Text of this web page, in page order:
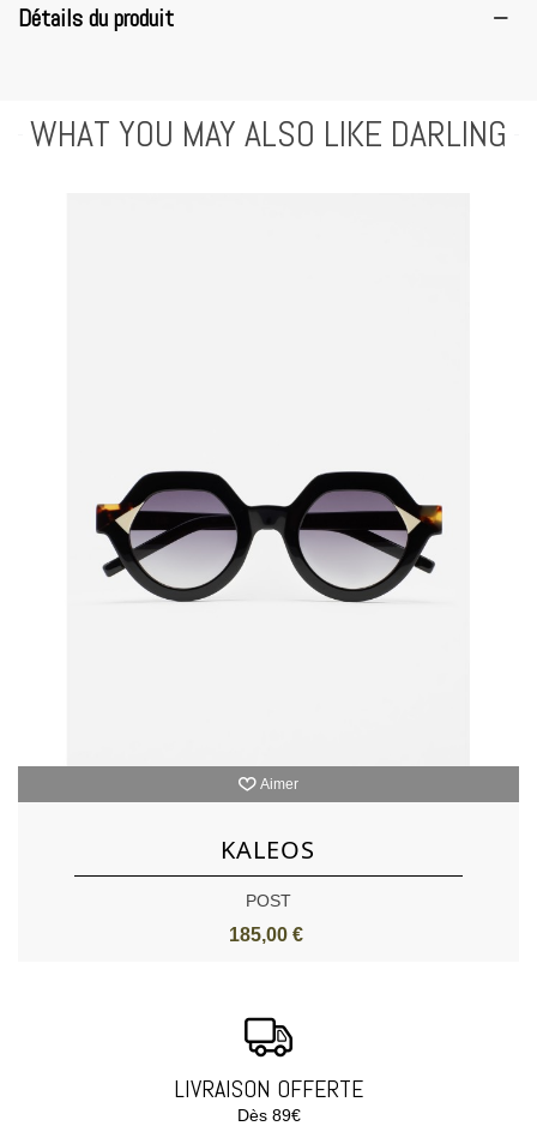
Détails du produit
WHAT YOU MAY ALSO LIKE DARLING
Aimer
KALEOS
POST
185,00 €
LIVRAISON OFFERTE
Dès 89€